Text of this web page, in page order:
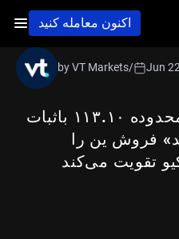
اکنون معامله کنید
جفت‌ارز AUD/JPY در محدوده ۱۱۳.۱۰ باثبات
فروش ین را
تقویت می‌کند
by VT Markets/ Jun